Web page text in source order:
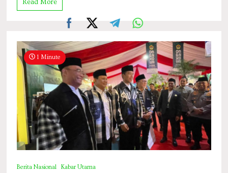
Read More
1 Minute
Berita Nasional Kabar Utama